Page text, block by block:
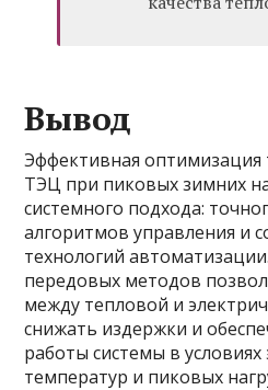
Вывод
Эффективная оптимизация
ТЭЦ при пиковых зимних
системного подхода:
алгоритмов управления и
технологий
передовых методов
между тепловой и
снижать издержки и
работы системы в
температур и пиковых